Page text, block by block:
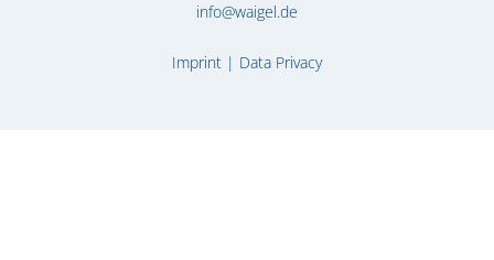
info@waigel.de
Imprint | Data Privacy